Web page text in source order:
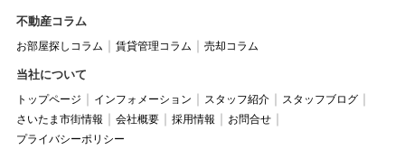
不動産コラム
お部屋探しコラム 賃貸管理コラム 売却コラム
当社について
トップページ インフォメーション スタッフ紹介
スタッフブログ
さいたま市街情報
会社概要 採用情報
お問合せ
プライバシーポリシー